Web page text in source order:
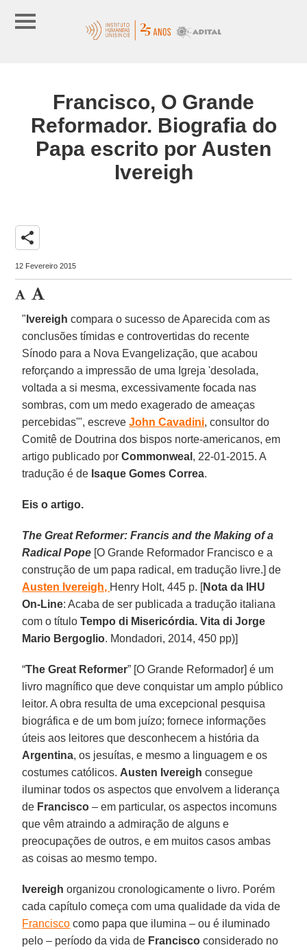
Francisco, O Grande
Reformador. Biografia do
Papa escrito por Austen
Ivereigh
share
12 Fevereiro 2015
" Ivereigh compara o sucesso de Aparecida com as
conclusões tímidas e controvertidas do recente
Sínodo para a Nova Evangelização, que acabou
reforçando a impressão de uma Igreja 'desolada,
voltada a si mesma, excessivamente focada nas
sombras, com um medo exagerado de ameaças
percebidas'", escreveJohn Cavadini, consultor do
Comitê de Doutrina dos bispos norte-americanos, em
artigo publicado porCommonweal , 22-01-2015. A
tradução é de Isaque Gomes Correa.
Eis o artigo.
The Great Reformer: Francis and the Making of a
Radical Pope [O Grande Reformador Francisco e a
construção de um papa radical, em tradução livre.] de
Austen Ivereigh, Henry Holt, 445 p. [Nota da IHU
On-Line: Acaba de ser publicada a tradução italiana
com o títuloTempo di Misericórdia. Vita di Jorge
Mario Bergoglio. Mondadori, 2014, 450 pp)]
“The Great Reformer” [O Grande Reformador] é um
livro magnífico que deve conquistar um amplo público
leitor. A obra resulta de uma excepcional pesquisa
biográfica e de um bom juízo; fornece informações
úteis aos leitores que desconhecem a história da
Argentina, os jesuítas, e mesmo a linguagem e os
costumes católicos. Austen Ivereigh consegue
iluminar todos os aspectos que envolvem a liderança
de Francisco – em particular, os aspectos incomuns
que vêm atraindo a admiração de alguns e
preocupações de outros, e em muitos casos ambas
as coisas ao mesmo tempo.
Ivereigh organizou cronologicamente o livro. Porém
cada capítulo começa com uma qualidade da vida de
Francisco como papa que ilumina – ou é iluminado
pelo – período da vida de Francisco considerado no